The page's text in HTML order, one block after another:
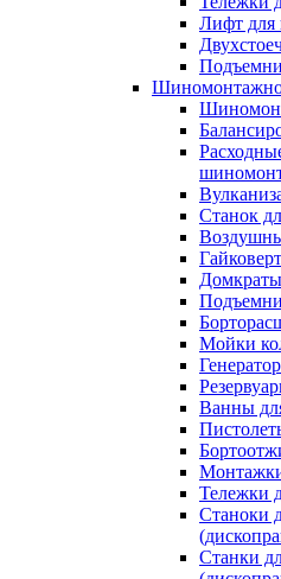
Лифт для
Станок
Домкраты
Мойки
Ванны
Тележки
Станоки
Станки